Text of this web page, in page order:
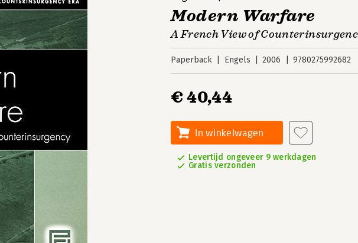
Modern Warfare
A French View of
Paperback Engels 2006 9780275992682
€ 40,44
In winkelwagen
Levertijd ongeveer 9 werkdagen
Gratis verzonden